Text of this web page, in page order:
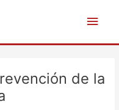
de la